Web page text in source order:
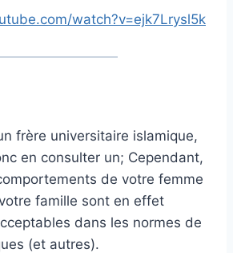
watch?v=ejk7Lrysl5k
frère universitaire islamique,
en consulter un; Cependant,
de votre femme
famille sont en effet
dans les normes de
(et autres).